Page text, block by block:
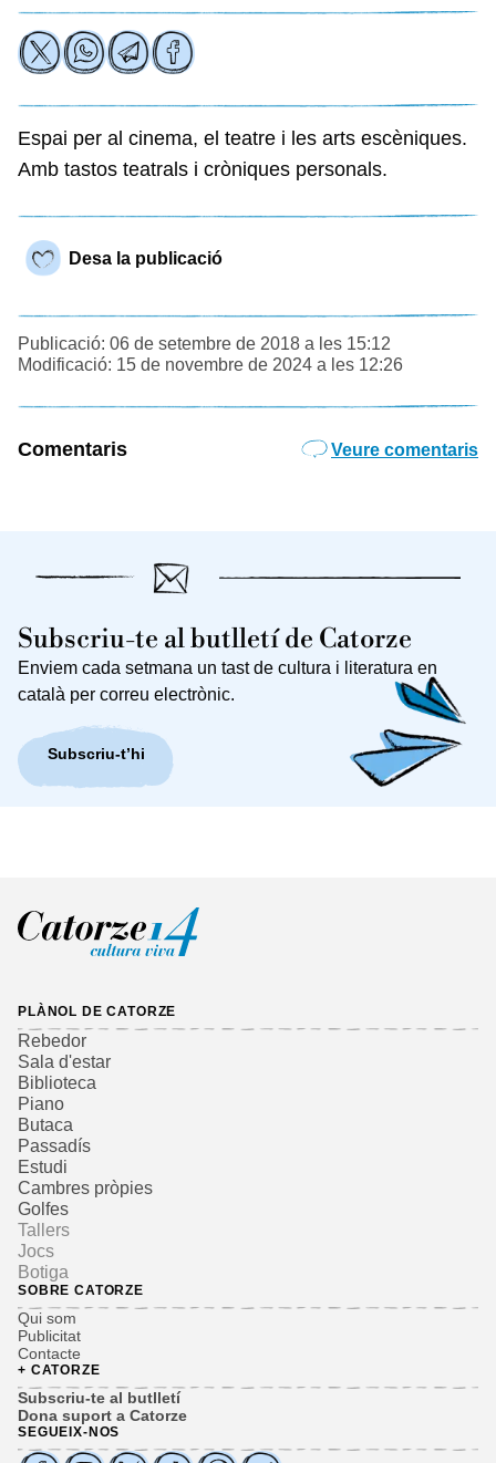
Espai per al cinema, el teatre i les arts escèniques.
Amb tastos teatrals i cròniques personals.
Desa la publicació
Publicació: 06 de setembre de 2018 a les 15:12
Modificació: 15 de novembre de 2024 a les 12:26
Comentaris Veure comentaris
Subscriu-te al butlletí de Catorze
Enviem cada setmana un tast de cultura i literatura en
català per correu electrònic.
Subscriu-t’hi
PLÀNOL DE CATORZE
Rebedor
Sala d'estar
Biblioteca
Piano
Butaca
Passadís
Estudi
Cambres pròpies
Golfes
Tallers
Jocs
Botiga
SOBRE CATORZE
Qui som
Publicitat
Contacte
+ CATORZE
Subscriu-te al butlletí
Dona suport a Catorze
SEGUEIX-NOS